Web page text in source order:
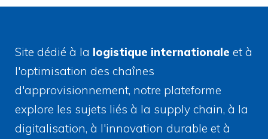
Site dédié à la logistique internationale et à
l'optimisation des chaînes
d'approvisionnement, notre plateforme
explore les sujets liés à la supply chain, à la
digitalisation, à l'innovation durable et à